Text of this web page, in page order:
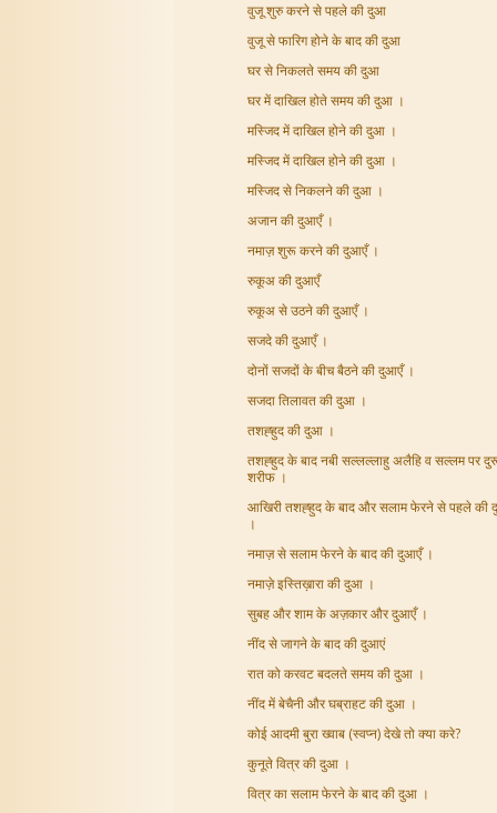
वुजू शुरु करने से पहले की दुआ
वुजू से फारिग होने के बाद की दुआ
घर से निकलते समय की दुआ
घर में दाखिल होते समय की दुआ ।
मस्जिद में दाखिल होने की दुआ ।
मस्जिद में दाखिल होने की दुआ ।
मस्जिद से निकलने की दुआ ।
अजान की दुआएँ ।
नमाज़ शुरू करने की दुआएँ ।
रुकूअ की दुआएँ
रुकूअ से उठने की दुआएँ ।
सजदे की दुआएँ ।
दोनों सजदों के बीच बैठने की दुआएँ ।
सजदा तिलावत की दुआ ।
तशह्हुद की दुआ ।
तशह्हुद के बाद नबी सल्लल्लाहु अलैहि व सल्लम पर
शरीफ ।
आखिरी तशह्हुद के बाद और सलाम फेरने से पहले की
।
नमाज़ से सलाम फेरने के बाद की दुआएँ ।
नमाज़े इस्तिख़ारा की दुआ ।
सुबह और शाम के अज़कार और दुआएँ ।
नींद से जागने के बाद की दुआएं
रात को करवट बदलते समय की दुआ ।
नींद में बेचैनी और घब्राहट की दुआ ।
कोई आदमी बुरा ख्वाब (स्वप्न) देखे तो क्या करे?
कुनूते वित्र की दुआ ।
वित्र का सलाम फेरने के बाद की दुआ ।